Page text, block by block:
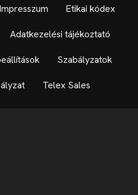
Impresszum Etikai kódex
Adatkezelési tájékoztató
Szabályzatok
Telex Sales